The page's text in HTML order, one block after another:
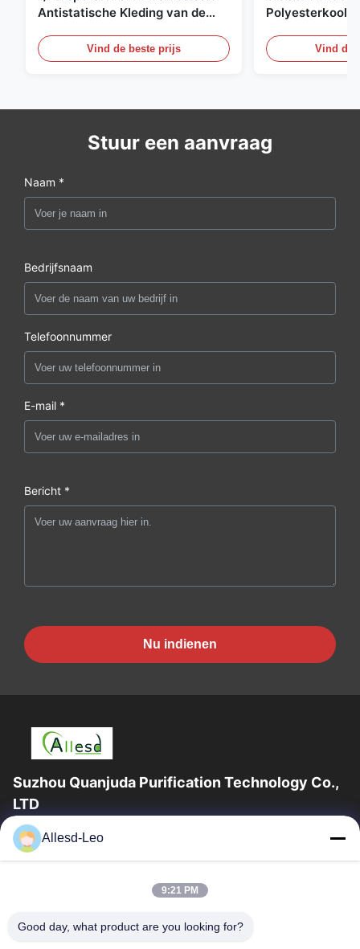
Antistatische Kleding van de
Vind de beste prijs Vind de
Stuur een aanvraag
Naam *
Bedrijfsnaam
Telefoonnummer
E-mail *
Bericht *
Nu indienen
Suzhou Quanjuda Purification Technology Co.,
LTD
16years ervaring, als belangrijke fabrikant en exporteur van
ESD & Cleanroom producten, bieden wij een volledige lijn van
Huis
Producten
Allesd-Leo
9:21 PM
Good day, what product are you looking for?